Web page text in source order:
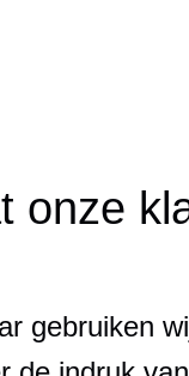
onze
gebruiken